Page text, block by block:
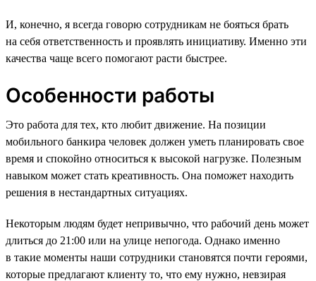
И, конечно, я всегда говорю сотрудникам не бояться брать
на себя ответственность и проявлять инициативу. Именно эти
качества чаще всего помогают расти быстрее.
Особенности работы
Это работа для тех, кто любит движение. На позиции
мобильного банкира человек должен уметь планировать свое
время и спокойно относиться к высокой нагрузке. Полезным
навыком может стать креативность. Она поможет находить
решения в нестандартных ситуациях.
Некоторым людям будет непривычно, что рабочий день может
длиться до 21:00 или на улице непогода. Однако именно
в такие моменты наши сотрудники становятся почти героями,
которые предлагают клиенту то, что ему нужно, невзирая